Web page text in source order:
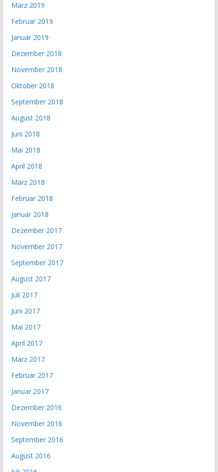
März 2019
Februar 2019
Januar 2019
Dezember 2018
November 2018
Oktober 2018
September 2018
August 2018
Juni 2018
Mai 2018
April 2018
März 2018
Februar 2018
Januar 2018
Dezember 2017
November 2017
September 2017
August 2017
Juli 2017
Juni 2017
Mai 2017
April 2017
März 2017
Februar 2017
Januar 2017
Dezember 2016
November 2016
September 2016
August 2016